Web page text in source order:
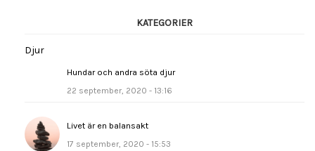
Livet är en balansakt
Vandrande tankar
Hej världen!
KATEGORIER
Djur
Hundar och andra söta djur
22 september, 2020 - 13:16
Livet är en balansakt
17 september, 2020 - 15:53